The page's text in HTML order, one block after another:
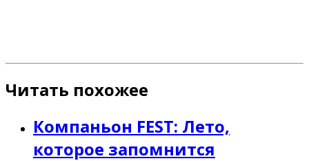
Читать похожее
Компаньон FEST: Лето,
которое запомнится